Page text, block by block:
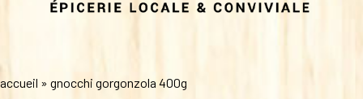
accueil » gnocchi gorgonzola 400g